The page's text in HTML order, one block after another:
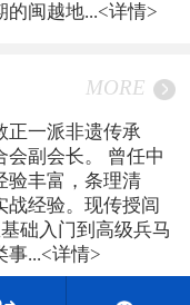
的闽越地...<详情>
MORE
正一派非遗传承
会副会长。 曾任中
验丰富，条理清
战经验。现传授闾
础入门到高级兵马
事...<详情>